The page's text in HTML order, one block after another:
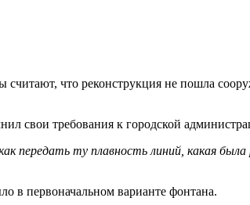
что реконструкция не пошла
свои требования к городской
ту плавность линий, какая
в первоначальном варианте фонтана.